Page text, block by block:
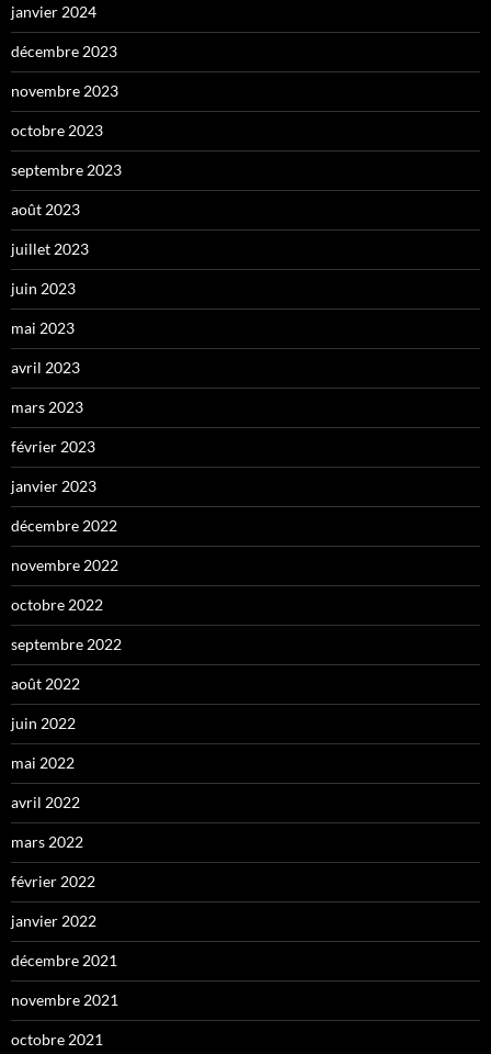
janvier 2024
décembre 2023
novembre 2023
octobre 2023
septembre 2023
août 2023
juillet 2023
juin 2023
mai 2023
avril 2023
mars 2023
février 2023
janvier 2023
décembre 2022
novembre 2022
octobre 2022
septembre 2022
août 2022
juin 2022
mai 2022
avril 2022
mars 2022
février 2022
janvier 2022
décembre 2021
novembre 2021
octobre 2021